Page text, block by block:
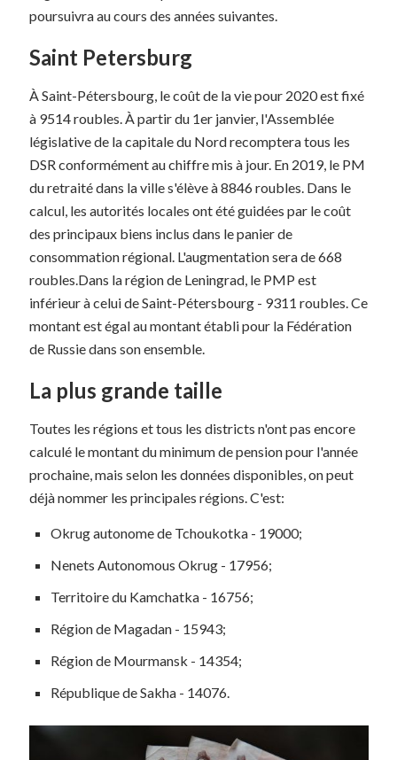
poursuivra au cours des années suivantes.
Saint Petersburg
À Saint-Pétersbourg, le coût de la vie pour 2020 est fixé
à 9514 roubles. À partir du 1er janvier, l'Assemblée
législative de la capitale du Nord recomptera tous les
DSR conformément au chiffre mis à jour. En 2019, le PM
du retraité dans la ville s'élève à 8846 roubles. Dans le
calcul, les autorités locales ont été guidées par le coût
des principaux biens inclus dans le panier de
consommation régional. L'augmentation sera de 668
roubles.Dans la région de Leningrad, le PMP est
inférieur à celui de Saint-Pétersbourg - 9311 roubles. Ce
montant est égal au montant établi pour la Fédération
de Russie dans son ensemble.
La plus grande taille
Toutes les régions et tous les districts n'ont pas encore
calculé le montant du minimum de pension pour l'année
prochaine, mais selon les données disponibles, on peut
déjà nommer les principales régions. C'est:
Okrug autonome de Tchoukotka - 19000;
Nenets Autonomous Okrug - 17956;
Territoire du Kamchatka - 16756;
Région de Magadan - 15943;
Région de Mourmansk - 14354;
République de Sakha - 14076.